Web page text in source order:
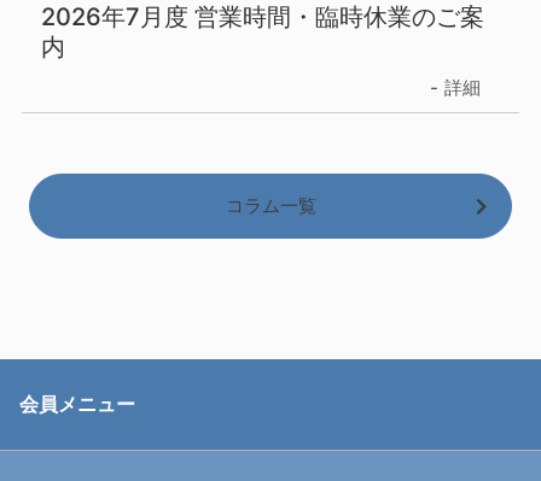
2026年7月度 営業時間・臨時休業のご案
内
詳細
コラム一覧
会員メニュー